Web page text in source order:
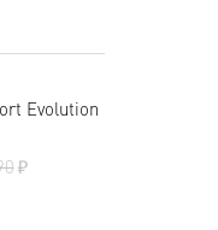
Evolution